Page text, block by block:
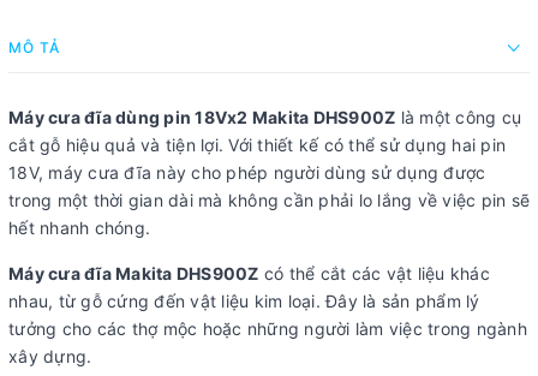
MÔ TẢ
Máy cưa đĩa dùng pin 18Vx2 Makita DHS900Z là một công cụ
cắt gỗ hiệu quả và tiện lợi. Với thiết kế có thể sử dụng hai pin
18V, máy cưa đĩa này cho phép người dùng sử dụng được
trong một thời gian dài mà không cần phải lo lắng về việc pin sẽ
hết nhanh chóng.
Máy cưa đĩa Makita DHS900Z có thể cắt các vật liệu khác
nhau, từ gỗ cứng đến vật liệu kim loại. Đây là sản phẩm lý
tưởng cho các thợ mộc hoặc những người làm việc trong ngành
xây dựng.